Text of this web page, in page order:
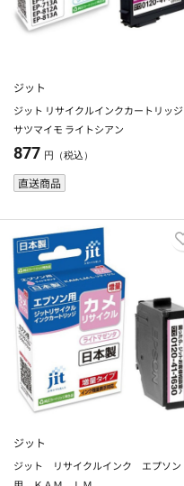
ジット
ジット リサイクルインクカートリッジ
サツマイモ ライトシアン
877 円（税込）
直送商品
ジット
ジット リサイクルインク エプソン